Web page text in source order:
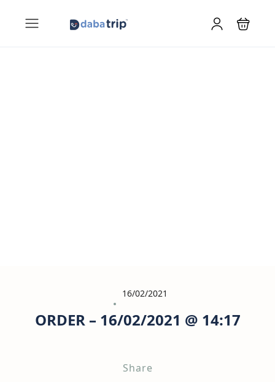
16/02/2021
ORDER – 16/02/2021 @ 14:17
Share